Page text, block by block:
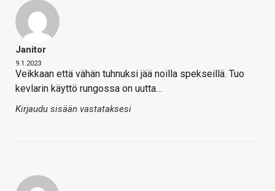
Janitor
9.1.2023
Veikkaan että vähän tuhnuksi jää noilla spekseillä. Tuo
kevlarin käyttö rungossa on uutta…
Kirjaudu sisään vastataksesi